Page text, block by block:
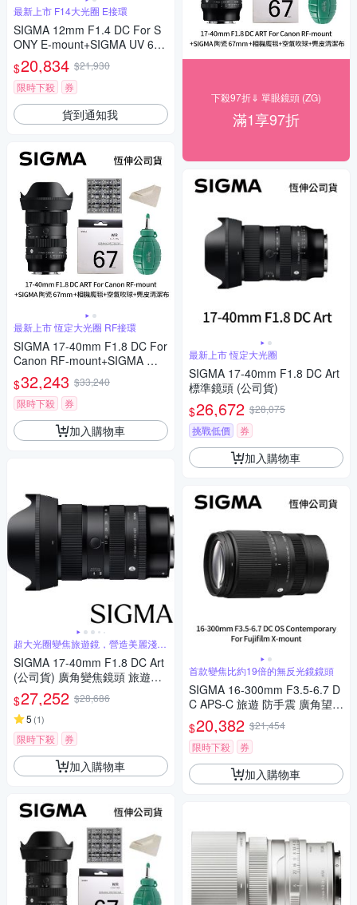
最新上市 F14大光圈 E接環
SIGMA 12mm F1.4 DC For S
ONY E-mount+SIGMA UV 62
mm保護鏡+相機魔毯 (公司貨)
$20,834 $21,930
限時下殺
券
貨到通知我
最新上市 恆定大光圈 RF接環
SIGMA 17-40mm F1.8 DC For
Canon RF-mount+SIGMA 陶
瓷 67mm保護鏡+相機魔毯+BW
-130吹球+麂皮清潔布(公司貨)
$32,243 $33,240
限時下殺
券
加入購物車
超大光圈變焦旅遊鏡，營造美麗淺景
深
SIGMA 17-40mm F1.8 DC Art
(公司貨) 廣角變焦鏡頭 旅遊鏡
APS-C 無反微單眼鏡頭
$27,252 $28,686
5 (1)
限時下殺 券
加入購物車
下殺97折⇓ 單眼鏡頭 (ZG)
滿1享97折
最新上市 恆定大光圈
SIGMA 17-40mm F1.8 DC Art
標準鏡頭 (公司貨)
$26,672 $28,075
挑戰低價
券
加入購物車
首款變焦比約19倍的無反光鏡鏡頭
SIGMA 16-300mm F3.5-6.7 D
C APS-C 旅遊 防手震 廣角望遠
鏡頭 For Fujifilm X-mount (公
司貨)
$20,382 $21,454
限時下殺
券
加入購物車